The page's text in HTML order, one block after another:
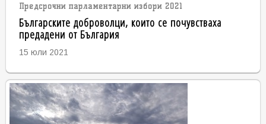
Предсрочни парламентарни избори 2021
Българските доброволци, които се почувстваха
предадени от България
15 юли 2021